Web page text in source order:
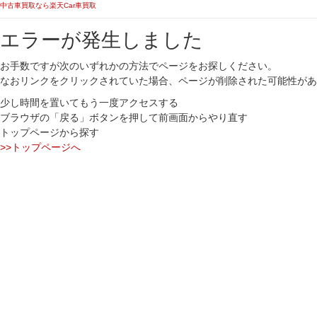
中古車買取なら楽天Car車買取
エラーが発生しました
お手数ですが次のいずれかの方法でページをお探しください。
なおリンクをクリックされていた場合、ページが削除された可能性が
少し時間を置いてもう一度アクセスする
ブラウザの「戻る」ボタンを押して前画面からやり直す
トップページから探す
>>トップページへ